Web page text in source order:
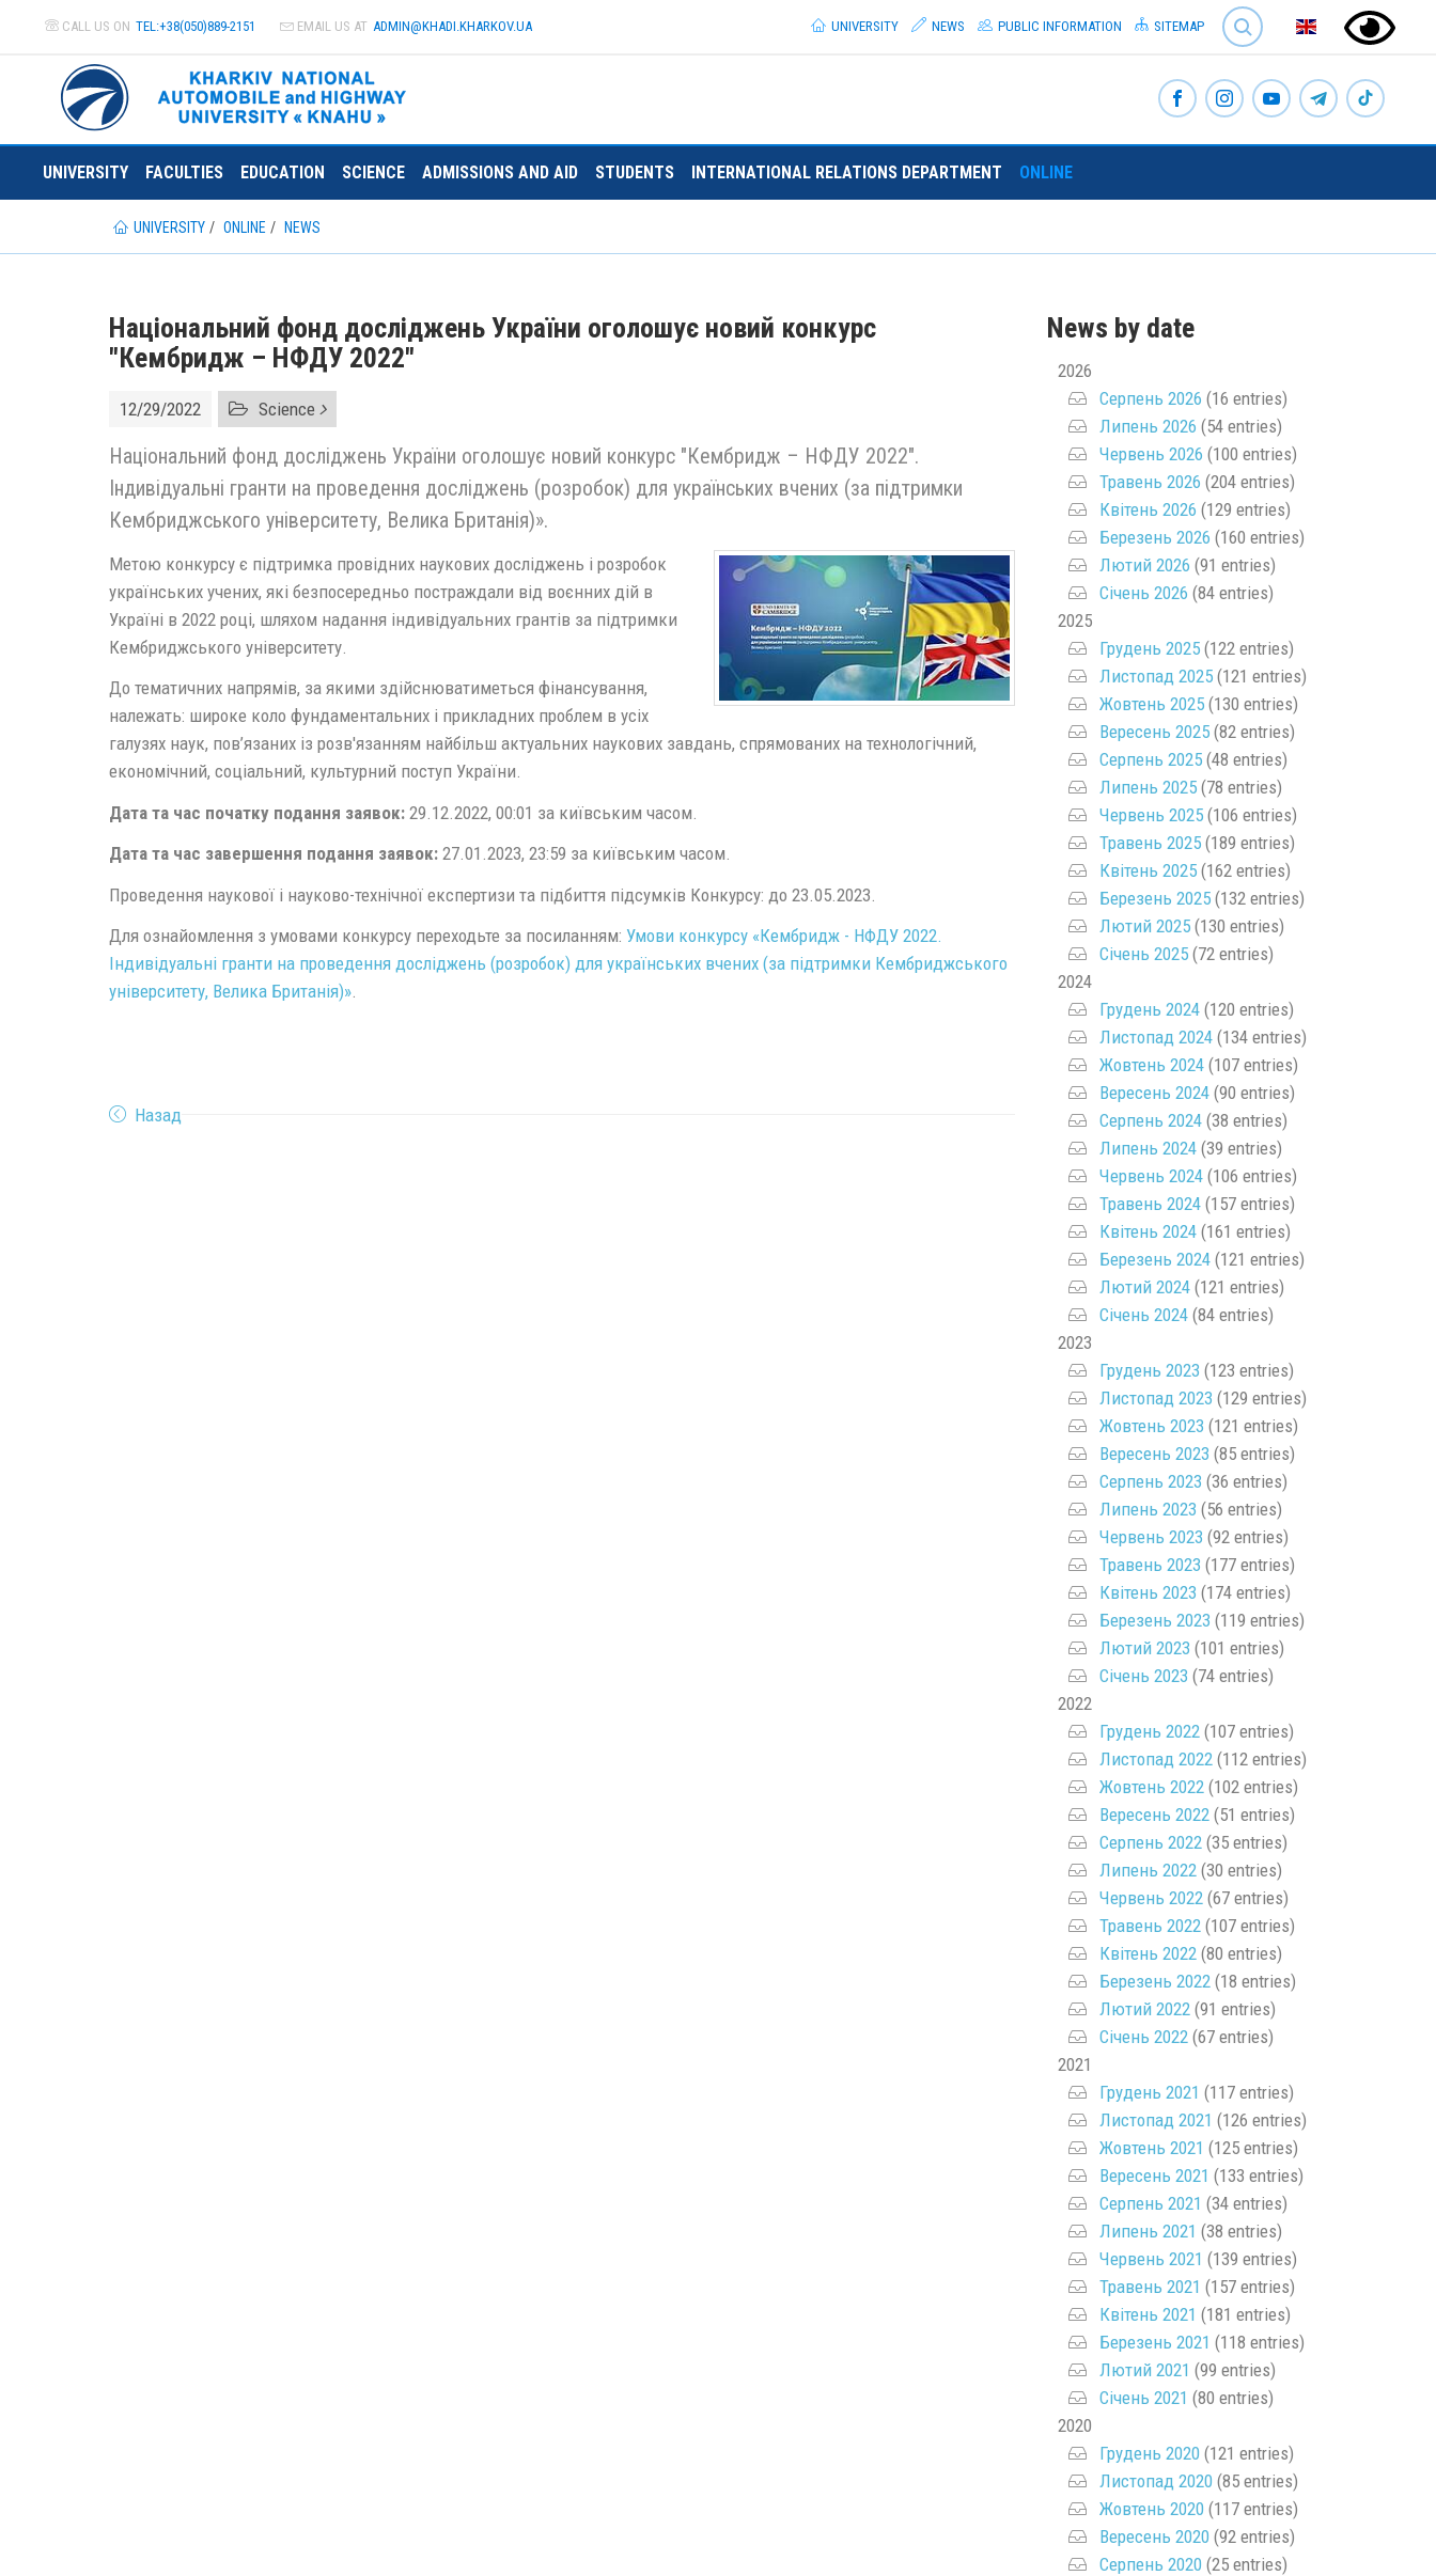
CALL US ON TEL:+38(050)889-2151 EMAIL US AT ADMIN@KHADI.KHARKOV.UA
SEARCH
UNIVERSITY
NEWS PUBLIC INFORMATION SITEMAP
UNIVERSITY FACULTIES EDUCATION SCIENCE ADMISSIONS AND AID STUDENTS INTERNATIONAL RELATIONS DEPARTMENT ONLINE
UNIVERSITY ONLINE NEWS
Національний фонд досліджень України оголошує новий конкурс
"Кембридж – НФДУ 2022"
12/29/2022 Science
Національний фонд досліджень України оголошує новий конкурс "Кембридж – НФДУ 2022".
Індивідуальні гранти на проведення досліджень (розробок) для українських вчених (за підтримки
Кембриджського університету, Велика Британія)».
Метою конкурсу є підтримка провідних наукових досліджень і розробок
українських учених, які безпосередньо постраждали від воєнних дій в
Україні в 2022 році, шляхом надання індивідуальних грантів за підтримки
Кембриджського університету.
До тематичних напрямів, за якими здійснюватиметься фінансування,
належать: широке коло фундаментальних і прикладних проблем в усіх
галузях наук, пов’язаних із розв'язанням найбільш актуальних наукових завдань, спрямованих на технологічний,
економічний, соціальний, культурний поступ України.
Дата та час початку подання заявок: 29.12.2022, 00:01 за київським часом.
Дата та час завершення подання заявок: 27.01.2023, 23:59 за київським часом.
Проведення наукової і науково-технічної експертизи та підбиття підсумків Конкурсу: до 23.05.2023.
Для ознайомлення з умовами конкурсу переходьте за посиланням: Умови конкурсу «Кембридж - НФДУ 2022.
Індивідуальні гранти на проведення досліджень (розробок) для українських вчених (за підтримки Кембриджського
університету, Велика Британія)».
Назад
News by date
2026
Серпень 2026 (16 entries)
Липень 2026 (54 entries)
Червень 2026 (100 entries)
Травень 2026 (204 entries)
Квітень 2026 (129 entries)
Березень 2026 (160 entries)
Лютий 2026 (91 entries)
Січень 2026 (84 entries)
2025
Грудень 2025(122 entries)
Листопад 2025(121 entries)
Жовтень 2025(130 entries)
Вересень 2025(82 entries)
Серпень 2025(48 entries)
Липень 2025(78 entries)
Червень 2025(106 entries)
Травень 2025(189 entries)
Квітень 2025(162 entries)
Березень 2025(132 entries)
Лютий 2025(130 entries)
Січень 2025(72 entries)
2024
Грудень 2024(120 entries)
Листопад 2024(134 entries)
Жовтень 2024(107 entries)
Вересень 2024(90 entries)
Серпень 2024(38 entries)
Липень 2024(39 entries)
Червень 2024(106 entries)
Травень 2024(157 entries)
Квітень 2024(161 entries)
Березень 2024(121 entries)
Лютий 2024(121 entries)
Січень 2024(84 entries)
2023
Грудень 2023 (123 entries)
Листопад 2023 (129 entries)
Жовтень 2023 (121 entries)
Вересень 2023 (85 entries)
Серпень 2023 (36 entries)
Липень 2023 (56 entries)
Червень 2023 (92 entries)
Травень 2023 (177 entries)
Квітень 2023 (174 entries)
Березень 2023 (119 entries)
Лютий 2023 (101 entries)
Січень 2023 (74 entries)
2022
Грудень 2022(107 entries)
Листопад 2022(112 entries)
Жовтень 2022(102 entries)
Вересень 2022(51 entries)
Серпень 2022(35 entries)
Липень 2022(30 entries)
Червень 2022(67 entries)
Травень 2022(107 entries)
Квітень 2022(80 entries)
Березень 2022(18 entries)
Лютий 2022(91 entries)
Січень 2022(67 entries)
2021
Грудень 2021 (117 entries)
Листопад 2021 (126 entries)
Жовтень 2021 (125 entries)
Вересень 2021 (133 entries)
Серпень 2021 (34 entries)
Липень 2021 (38 entries)
Червень 2021 (139 entries)
Травень 2021 (157 entries)
Квітень 2021 (181 entries)
Березень 2021 (118 entries)
Лютий 2021 (99 entries)
Січень 2021 (80 entries)
2020
Грудень 2020(121 entries)
Листопад 2020(85 entries)
Жовтень 2020(117 entries)
Вересень 2020(92 entries)
Серпень 2020(25 entries)